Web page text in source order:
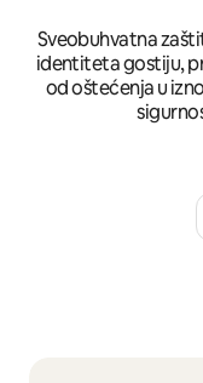
Sveobuhvatna
identiteta gostiju,
od oštećenja u